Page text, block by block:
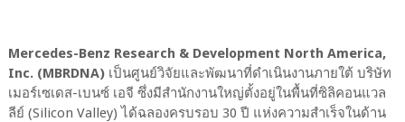
Mercedes-Benz Research & Development North America,
Inc. (MBRDNA)เป็นศูนย์วิจัยและพัฒนาที่ดำเนินงานภายใต้ บริษัท
เมอร์เซเดส-เบนซ์ เอจี ซึ่งมีสำนักงานใหญ่ตั้งอยู่ในพื้นที่ซิลิคอนแวล
ลีย์ (Silicon Valley) ได้ฉลองครบรอบ 30 ปี แห่งความสำเร็จในด้าน